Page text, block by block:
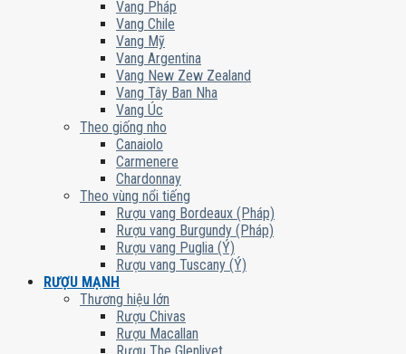
Vang Pháp
Vang Chile
Vang Mỹ
Vang Argentina
Vang New Zew Zealand
Vang Tây Ban Nha
Vang Úc
Theo giống nho
Canaiolo
Carmenere
Chardonnay
Theo vùng nổi tiếng
Rượu vang Bordeaux (Pháp)
Rượu vang Burgundy (Pháp)
Rượu vang Puglia (Ý)
Rượu vang Tuscany (Ý)
RƯỢU MẠNH
Thương hiệu lớn
Rượu Chivas
Rượu Macallan